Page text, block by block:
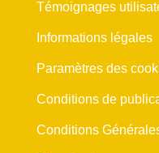
Témoignages
Informations légales
Paramètres des
Conditions de
Conditions